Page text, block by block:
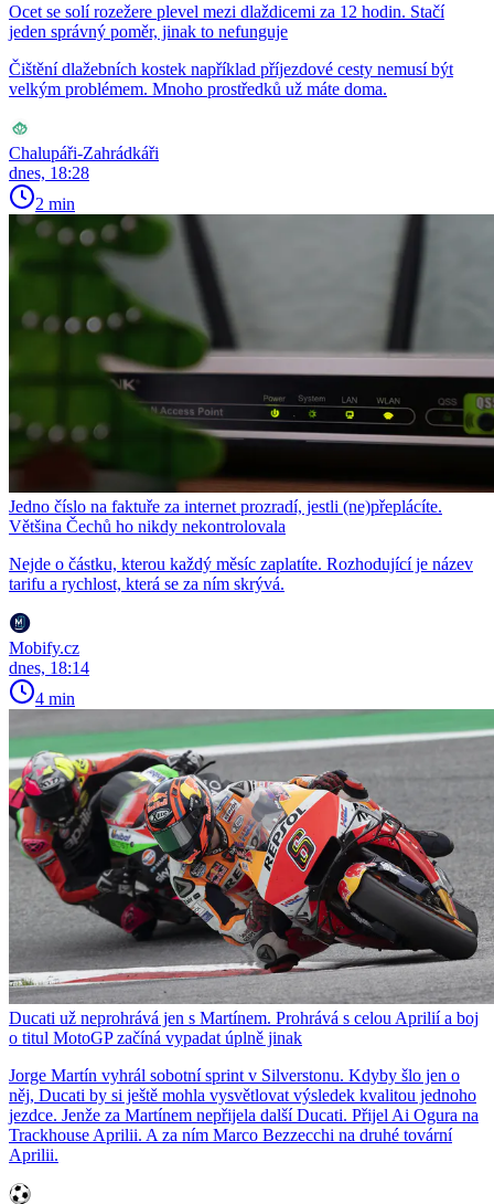
Ocet se solí rozežere plevel mezi dlaždicemi za 12 hodin. Stačí
jeden správný poměr, jinak to nefunguje
Čištění dlažebních kostek například příjezdové cesty nemusí být
velkým problémem. Mnoho prostředků už máte doma.
Chalupáři-Zahrádkáři
dnes, 18:28
2 min
Jedno číslo na faktuře za internet prozradí, jestli (ne)přeplácíte.
Většina Čechů ho nikdy nekontrolovala
Nejde o částku, kterou každý měsíc zaplatíte. Rozhodující je název
tarifu a rychlost, která se za ním skrývá.
Mobify.cz
dnes, 18:14
4 min
Ducati už neprohrává jen s Martínem. Prohrává s celou Aprilií a boj
o titul MotoGP začíná vypadat úplně jinak
Jorge Martín vyhrál sobotní sprint v Silverstonu. Kdyby šlo jen o
něj, Ducati by si ještě mohla vysvětlovat výsledek kvalitou jednoho
jezdce. Jenže za Martínem nepřijela další Ducati. Přijel Ai Ogura na
Trackhouse Aprilii. A za ním Marco Bezzecchi na druhé tovární
Aprilii.